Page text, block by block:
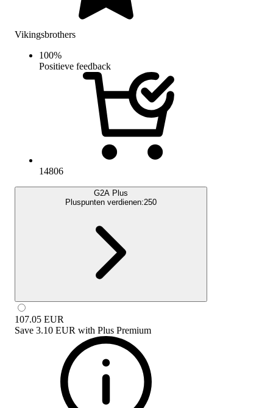
Vikingsbrothers
100%
Positieve feedback
14806
G2A Plus
Pluspunten verdienen:250
107.05 EUR
Save 3.10 EUR with Plus Premium